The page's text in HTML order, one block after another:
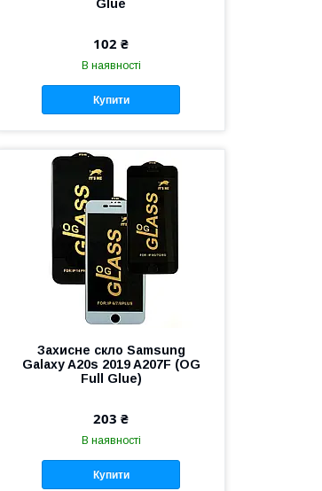
Glue
102 ₴
В наявності
Купити
Захисне скло Samsung
Galaxy A20s 2019 A207F (OG
Full Glue)
203 ₴
В наявності
Купити